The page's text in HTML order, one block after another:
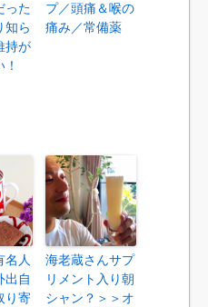
った
知ら
持が
プ／頭痛＆喉の
痛み／常備薬
名人
出自
り寄
海老蔵さんサプ
リメント入り朝
シャン？＞＞オ